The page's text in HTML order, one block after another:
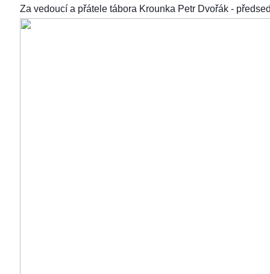
Za vedoucí a přátele tábora Krounka Petr Dvořák -